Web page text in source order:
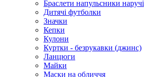
Браслети напульсники наручі
Дитячі футболки
Значки
Кепки
Кулони
Куртки - безрукавки (джинс)
Ланцюги
Майки
Маски на обличчя